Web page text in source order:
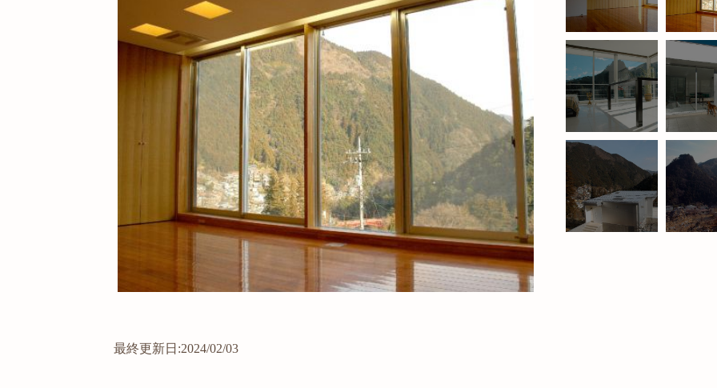
最終更新日:2024/02/03